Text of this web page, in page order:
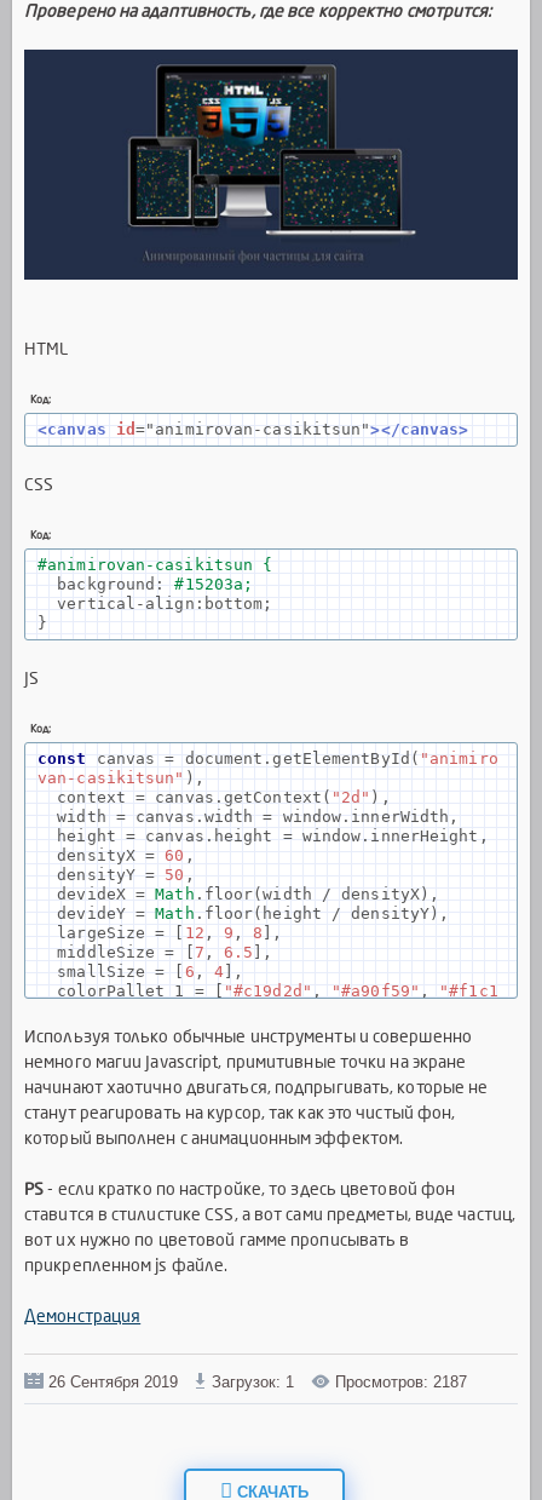
Проверено на адаптивность, где все корректно смотрится:
HTML
Код:
<canvas id="animirovan-casikitsun"></canvas>
CSS
Код:
#animirovan-casikitsun {
background :
#15203a;
vertical - align : bottom ;
}
JS
Код:
const canvas= document .getElementById ( "animiro
van-casikitsun" ),
context = canvas . getContext ( "2d" ),
width =canvas . width= window . innerWidth ,
height = canvas . height =window . innerHeight ,
densityX= 60 ,
densityY= 50 ,
devideX = Math . floor(width / densityX),
devideY = Math . floor( height / densityY),
largeSize= [ 12 , 9 , 8 ],
middleSize= [ 7 , 6.5 ],
smallSize= [ 6 , 4],
colorPallet_1 = [ "#c19d2d" , "#a90f59" ,
"#f1c1
colorPallet_2= ["#9e7510", "#30525aB", "#266
e7d"],
colorPallet_3= [ "#443106", "#103f4a"],
originSpeed= .1,
speed2= 1.4;
varlargeParticles= [],
smallParticles= [],
collision
false
class Particle{
constructor(x,y,
this
x;
this.r=size
this.vx=originSpeed* Math.cos(this.angle);
this.vy=originSpeed* Math .sin(this. angle
color
;
this.r< 0 || this
Используя только обычные инструменты и совершенно
немного магии Javascript, примитивные точки на экране
начинают хаотично двигаться, подпрыгивать, которые не
станут реагировать на курсор, так как это чистый фон,
который выполнен с анимационным эффектом.
PS- если кратко по настройке, то здесь цветовой фон
ставится в стилистике CSS, а вот сами предметы, виде частиц,
вот их нужно по цветовой гамме прописывать в
прикрепленном js файле.
Демонстрация
26 Сентября 2019 Загрузок: 1 Просмотров: 2187
СКАЧАТЬ